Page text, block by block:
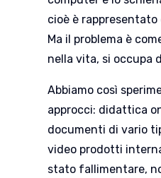
cioè è
Ma il problema è
nella vita, si occupa
Abbiamo così
approcci: didattica
documenti di vario
video prodotti
stato fallimentare,